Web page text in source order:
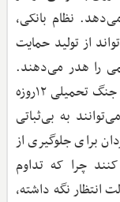
نظام بانکی،
از تولید حمایت
را هدر می‌دهند.
این مشکلات در شرایط کنونی، که پیامدهای جنگ تحمیلی ۱۲روزه
به بی‌ثباتی
برای جلوگیری از
چرا که تداوم
انتظار نگه داشته،